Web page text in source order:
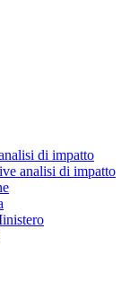
di impatto
analisi di impatto